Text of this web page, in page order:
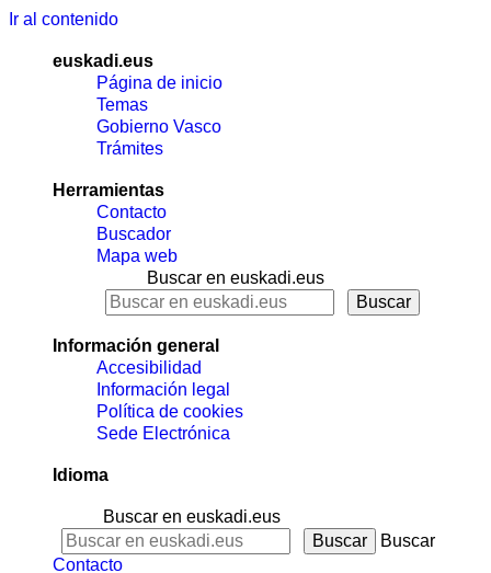
Ir al contenido
euskadi.eus
Página de inicio
Temas
Gobierno Vasco
Trámites
Herramientas
Contacto
Buscador
Mapa web
Buscar en euskadi.eus
Información general
Accesibilidad
Información legal
Política de cookies
Sede Electrónica
Idioma
Buscar en euskadi.eus
Buscar
Contacto